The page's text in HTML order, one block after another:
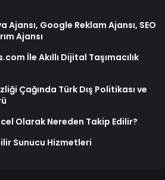
Ajansı, Google Reklam Ajansı, SEO
Ajansı
İle Akıllı Dijital Taşımacılık
Çağında Türk Dış Politikası ve
Olarak Nereden Takip Edilir?
Sunucu Hizmetleri